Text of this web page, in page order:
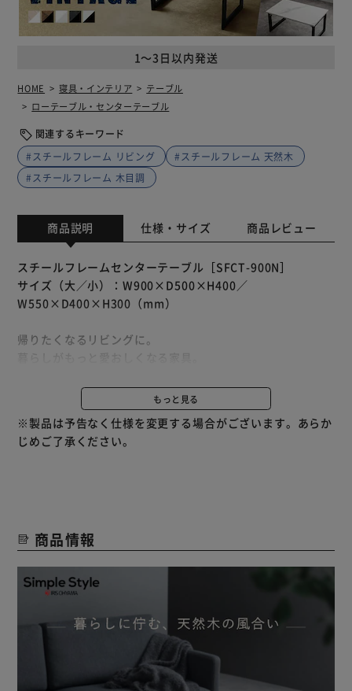
1～3日以内発送
HOME 寝具・インテリア
テーブル
ローテーブル・センターテーブル
関連するキーワード
#スチールフレーム リビング
#スチールフレーム 天然木
#スチールフレーム 木目調
商品説明 仕様・サイズ 商品レビュー
スチールフレームセンターテーブル［SFCT-900N］
サイズ（大／小）：W900×D500×H400／
W550×D400×H300（mm）
帰りたくなるリビングに。
【VINTAGE TASTE】
天然木×スチールで洗練された雰囲気に。
・Wood：天板は天然木の突板仕様。
・Steal：粉体塗装を施したマットな質感。
それぞれレイアウトできるのも魅力。
【くつろぎに適した高さ】
天板高さは最大約34.5cm（※小は天板高さ約24.5cm）。
★お客様組立★
もっと見る
※製品は予告なく仕様を変更する場合がございます。あらか
じめご了承ください。
商品情報